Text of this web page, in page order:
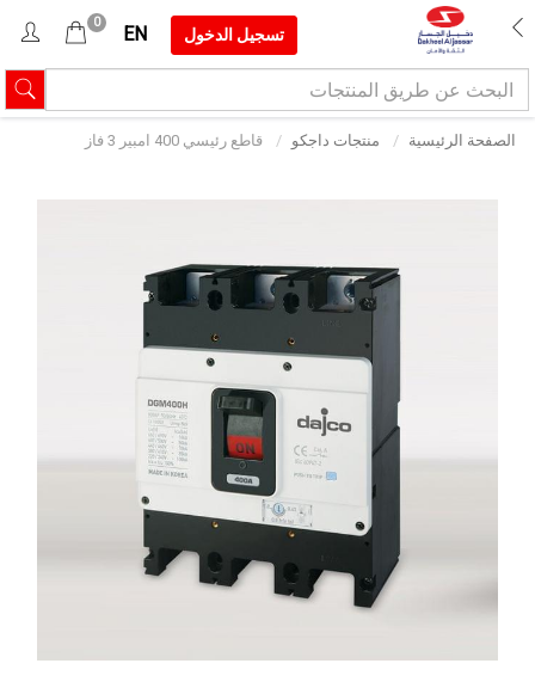
تسجيل الدخول EN
0
الصفحة الرئيسية منتجات داجكو قاطع رئيسي 400 امبير 3 فاز